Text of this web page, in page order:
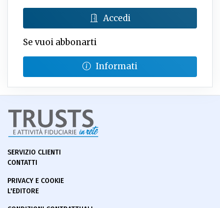
Accedi
Se vuoi abbonarti
Informati
SERVIZIO CLIENTI
CONTATTI
PRIVACY E COOKIE
L'EDITORE